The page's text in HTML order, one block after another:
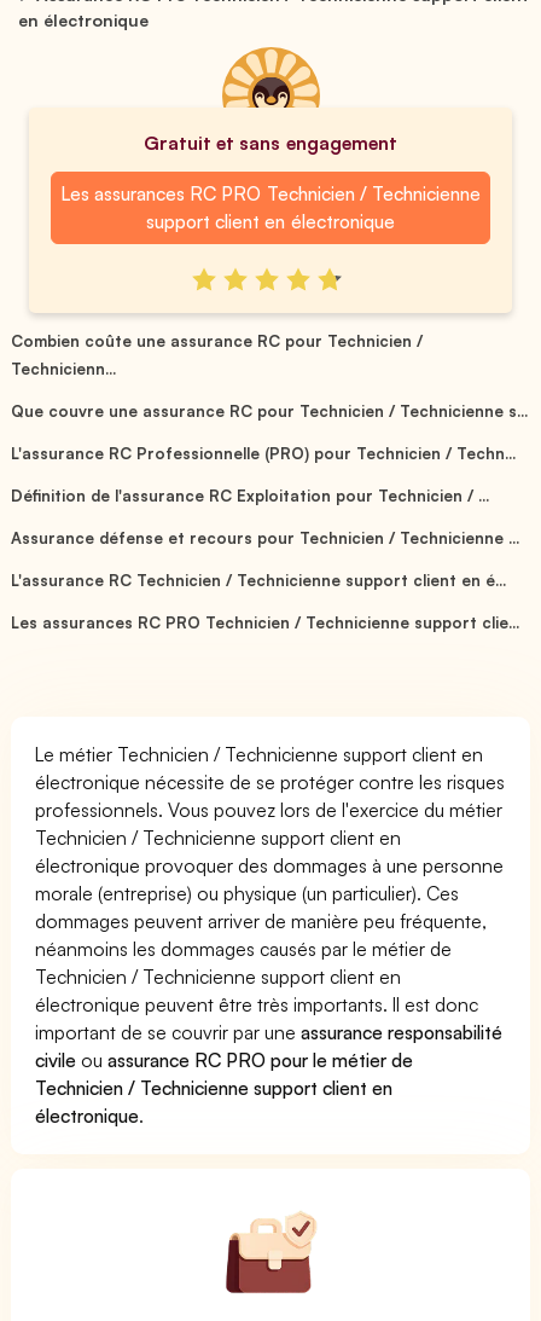
en électronique
Gratuit et sans engagement
Les assurances RC PRO Technicien / Technicienne
support client en électronique
Combien coûte une assurance RC pour Technicien /
Technicienn...
Que couvre une assurance RC pour Technicien / Technicienne s...
L'assurance RC Professionnelle (PRO) pour Technicien / Techn...
Définition de l'assurance RC Exploitation pour Technicien / ...
Assurance défense et recours pour Technicien / Technicienne ...
L'assurance RC Technicien / Technicienne support client en é...
Les assurances RC PRO Technicien / Technicienne support clie...
Le métier Technicien / Technicienne support client en
électronique nécessite de se protéger contre les risques
professionnels. Vous pouvez lors de l'exercice du métier
Technicien / Technicienne support client en
électronique provoquer des dommages à une personne
morale (entreprise) ou physique (un particulier). Ces
dommages peuvent arriver de manière peu fréquente,
néanmoins les dommages causés par le métier de
Technicien / Technicienne support client en
électronique peuvent être très importants. Il est donc
important de se couvrir par uneassurance responsabilité
civile ouassurance RC PRO pour le métier de
Technicien / Technicienne support client en
électronique.